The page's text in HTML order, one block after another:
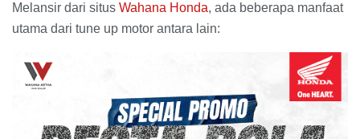
Melansir dari situs Wahana Honda, ada beberapa manfaat
utama dari tune up motor antara lain: